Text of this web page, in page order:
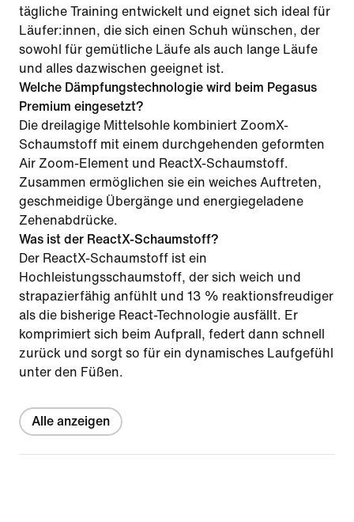
tägliche Training entwickelt und eignet sich ideal für
Läufer:innen, die sich einen Schuh wünschen, der
sowohl für gemütliche Läufe als auch lange Läufe
und alles dazwischen geeignet ist.
Welche Dämpfungstechnologie wird beim Pegasus
Premium eingesetzt?
Die dreilagige Mittelsohle kombiniert ZoomX-
Schaumstoff mit einem durchgehenden geformten
Air Zoom-Element und ReactX-Schaumstoff.
Zusammen ermöglichen sie ein weiches Auftreten,
geschmeidige Übergänge und energiegeladene
Zehenabdrücke.
Was ist der ReactX-Schaumstoff?
Der ReactX-Schaumstoff ist ein
Hochleistungsschaumstoff, der sich weich und
strapazierfähig anfühlt und 13 % reaktionsfreudiger
als die bisherige React-Technologie ausfällt. Er
komprimiert sich beim Aufprall, federt dann schnell
zurück und sorgt so für ein dynamisches Laufgefühl
unter den Füßen.
Alle anzeigen